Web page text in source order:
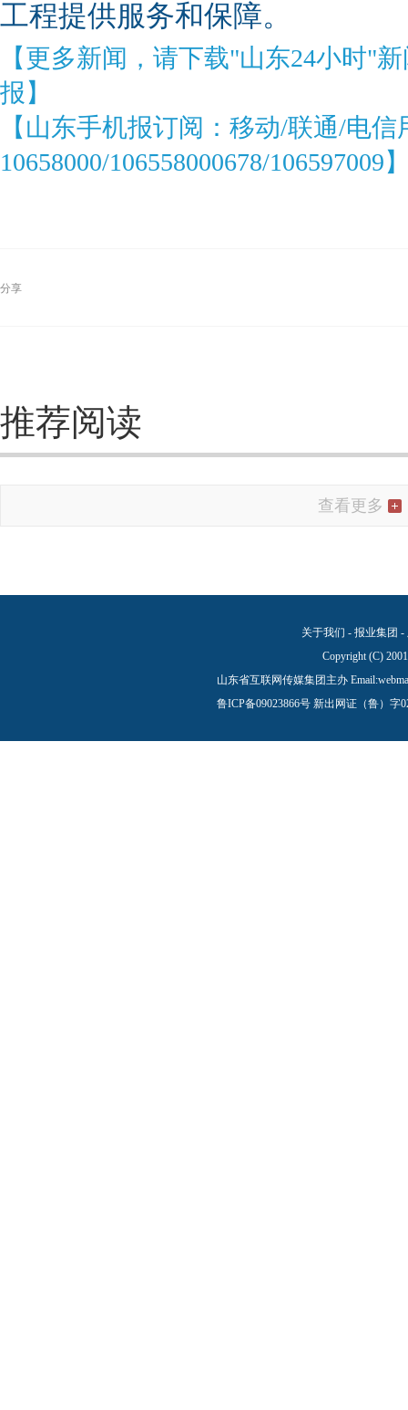
工程提供服务和保障。
【更多新闻，请下载"山东24小时"
报】
【山东手机报订阅：移动/联通/电
10658000/106558000678/106597009
分享
推荐阅读
查看更多
关于我们 - 报业集团 -
Copyright (C)
山东省互联网传媒集团主办 Email:
鲁ICP备09023866号 新出网证（鲁）字